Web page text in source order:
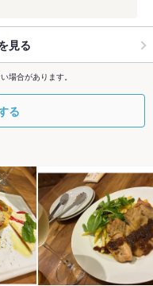
見る
場合があります。
る